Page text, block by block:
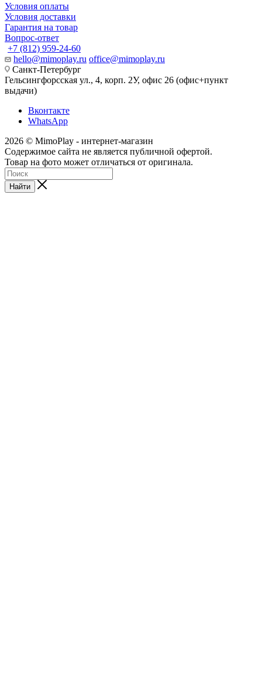
Условия оплаты
Условия доставки
Гарантия на товар
Вопрос-ответ
+7 (812) 959-24-60
hello@mimoplay.ru office@mimoplay.ru
Санкт-Петербург
Гельсингфорсская ул., 4, корп. 2У, офис 26 (офис+пункт
выдачи)
Вконтакте
WhatsApp
2026 © MimoPlay - интернет-магазин
Содержимое сайта не является публичной офертой.
Товар на фото может отличаться от оригинала.
Найти